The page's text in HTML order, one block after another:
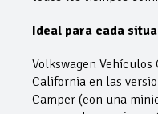
Ideal para cada
Volkswagen
California en las
Camper (con una